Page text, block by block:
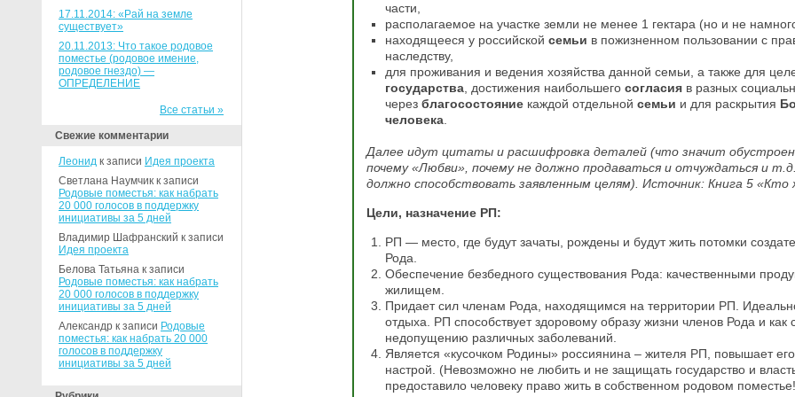
17.11.2014: «Рай на земле
существует»
20.11.2013: Что такое родовое
поместье (родовое имение,
родовое гнездо) —
ОПРЕДЕЛЕНИЕ
Все статьи »
Свежие комментарии
Леонид к записи Идея проекта
Светлана Наумчик к записи
Родовые поместья: как набрать
20 000 голосов в поддержку
инициативы за 5 дней
Владимир Шафранский к записи
Идея проекта
Белова Татьяна к записи
Родовые поместья: как набрать
20 000 голосов в поддержку
инициативы за 5 дней
Александр к записи Родовые
поместья: как набрать 20 000
голосов в поддержку
инициативы за 5 дней
части,
располагаемое на участке земли не менее 1 гектара (но и не
находящееся у российской семьи в пожизненном пользовании с
наследству,
для проживания и ведения хозяйства данной семьи, а также для
государства, достижения наибольшего согласия в разных
через благосостояние каждой отдельной семьи и для раскрытия
человека.
Далее идут цитаты и расшифровка деталей (что значит
почему «Любви», почему не должно продаваться и отчуждаться и
должно способствовать заявленным целям). Источник: Книга 5 «Кто
Цели, назначение РП:
РП — место, где будут зачаты, рождены и будут жить потомки
Рода.
Обеспечение безбедного существования Рода: качественными
жилищем.
Придает сил членам Рода, находящимся на территории РП.
отдыха. РП способствует здоровому образу жизни членов Рода и как
недопущению различных заболеваний.
Является «кусочком Родины» россиянина – жителя РП, повышает
настрой. (Невозможно не любить и не защищать государство и
предоставило человеку право жить в собственном родовом